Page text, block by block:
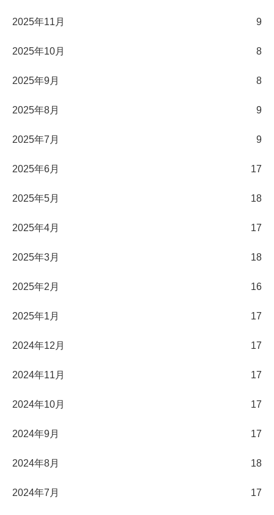
2025年11月 9
2025年10月 8
2025年9月 8
2025年8月 9
2025年7月 9
2025年6月 17
2025年5月 18
2025年4月 17
2025年3月 18
2025年2月 16
2025年1月 17
2024年12月 17
2024年11月 17
2024年10月 17
2024年9月 17
2024年8月 18
2024年7月 17